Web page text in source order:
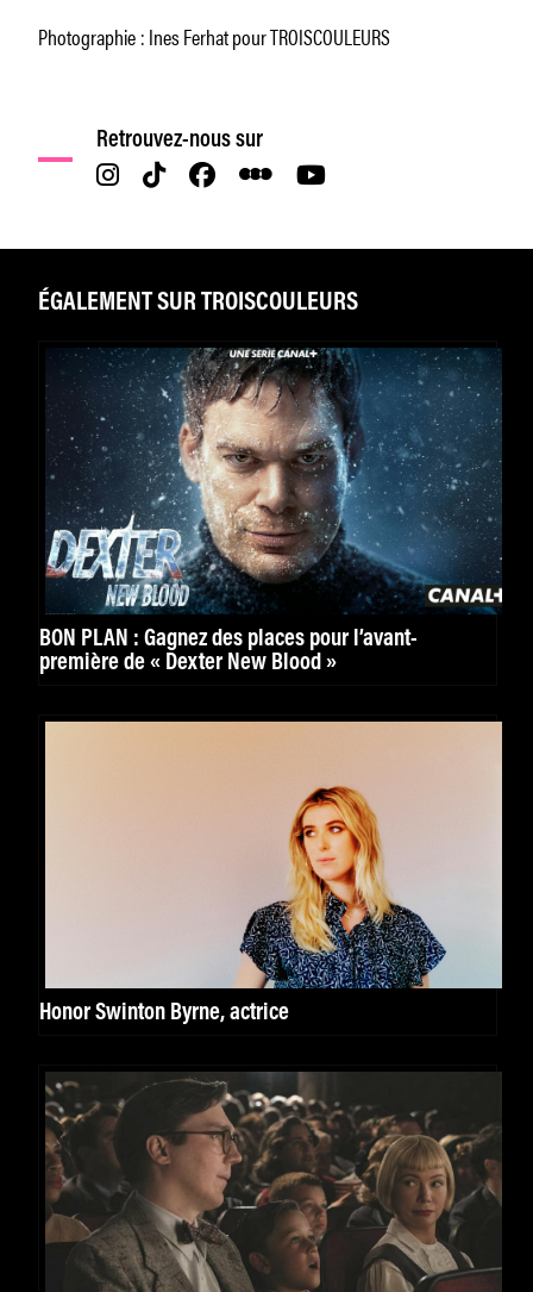
Photographie : Ines Ferhat pour TROISCOULEURS
Retrouvez-nous sur
ÉGALEMENT SUR TROISCOULEURS
BON PLAN : Gagnez des places pour l’avant-
première de « Dexter New Blood »
Honor Swinton Byrne, actrice